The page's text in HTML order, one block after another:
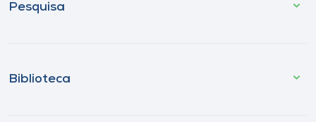
Pesquisa
Biblioteca